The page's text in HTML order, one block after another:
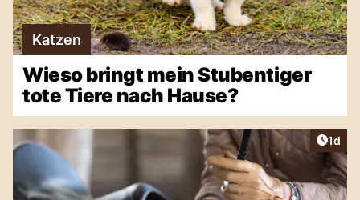
Katzen
Wieso bringt mein Stubentiger
tote Tiere nach Hause?
1d